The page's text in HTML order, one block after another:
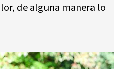
de alguna manera lo